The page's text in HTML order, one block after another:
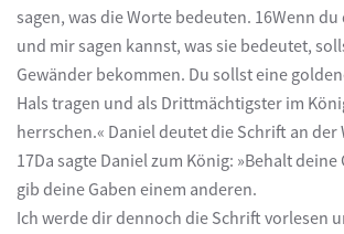
sagen, was die Worte bedeuten. 16Wenn
und mir sagen kannst, was sie bedeutet,
Gewänder bekommen. Du sollst eine
Hals tragen und als Drittmächtigster im
herrschen.« Daniel deutet die Schrift an der
17Da sagte Daniel zum König: »Behalt deine
gib deine Gaben einem anderen.
Ich werde dir dennoch die Schrift vorlesen